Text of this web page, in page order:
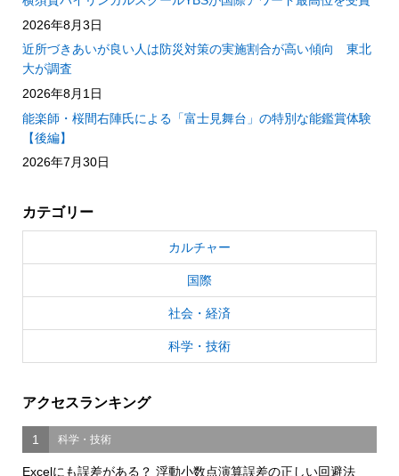
2026年8月3日
近所づきあいが良い人は防災対策の実施割合が高い傾向 東北
大が調査
2026年8月1日
能楽師・桜間右陣氏による「富士見舞台」の特別な能鑑賞体験
【後編】
2026年7月30日
カテゴリー
カルチャー
国際
社会・経済
科学・技術
アクセスランキング
1 科学・技術
Excelにも誤差がある？ 浮動小数点演算誤差の正しい回避法